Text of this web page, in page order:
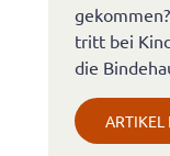
tritt bei
die
ARTIKEL